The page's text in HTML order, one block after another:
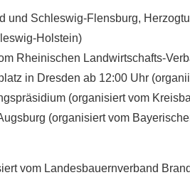
und Schleswig-Flensburg,
Holstein)
Rheinischen Landwirtschafts-
in Dresden ab 12:00 Uhr
(organisiert vom
(organisiert vom
vom Landesbauernverband